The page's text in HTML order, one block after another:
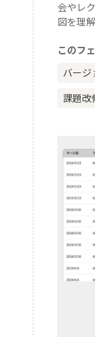
会やレ
図を理
このフ
バージ
課題改